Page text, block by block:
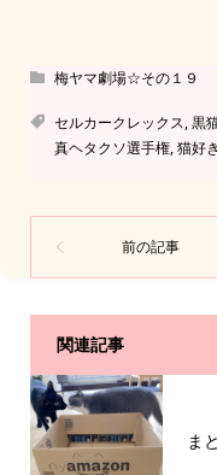
梅ヤマ劇場☆その１９
セルカークレックス,黒
真ヘタクソ選手権,猫好
関連記事
ま